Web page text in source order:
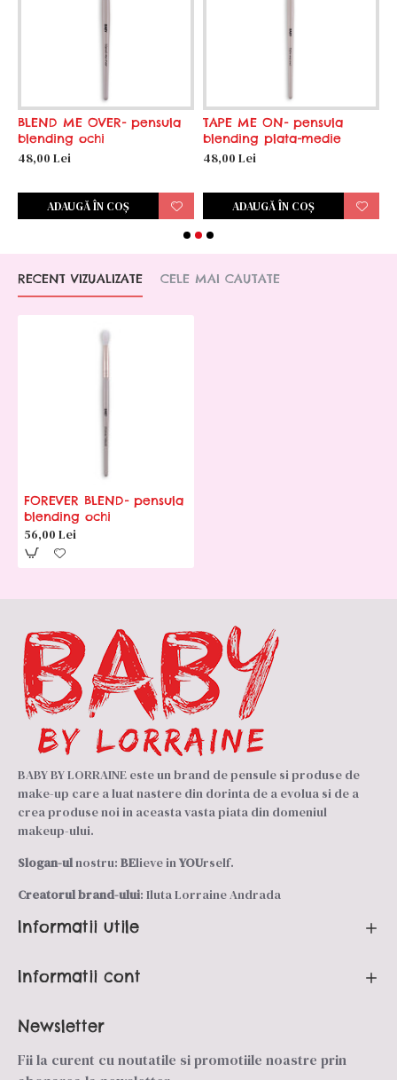
BLEND ME OVER- pensula
blending ochi
48,00 Lei
ADAUGĂ ÎN COŞ
TAPE ME ON- pensula
blending plata-medie
48,00 Lei
ADAUGĂ ÎN COŞ
RECENT VIZUALIZATE CELE MAI CAUTATE
FOREVER BLEND- pensula
blending ochi
56,00 Lei
BABY BY LORRAINE este un brand de pensule si produse de
make-up care a luat nastere din dorinta de a evolua si de a
crea produse noi in aceasta vasta piata din domeniul
makeup-ului.
Slogan-ulnostru: BElieve inYOUrself.
Creatorul brand-ului: Iluta Lorraine Andrada
Informatii utile
Informatii cont
Newsletter
Fii la curent cu noutatile si promotiile noastre prin